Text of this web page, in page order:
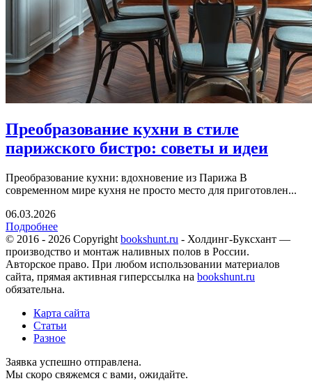
Преобразование кухни в стиле
парижского бистро: советы и идеи
Преобразование кухни: вдохновение из Парижа В
современном мире кухня не просто место для приготовлен...
06.03.2026
Подробнее
© 2016 - 2026 Copyright bookshunt.ru - Холдинг-Буксхант —
производство и монтаж наливных полов в России.
Авторское право. При любом использовании материалов
сайта, прямая активная гиперссылка на bookshunt.ru
обязательна.
Карта сайта
Статьи
Разное
Заявка успешно отправлена.
Мы скоро свяжемся с вами, ожидайте.